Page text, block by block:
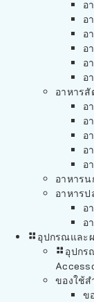
อ
อ
อ
อ
อ
อ
อาหารสั
อ
อ
อ
อ
อ
อาหารน
อาหารป
อ
อ
อุปกรณและ
อุปกร
ของใช้ส
ข